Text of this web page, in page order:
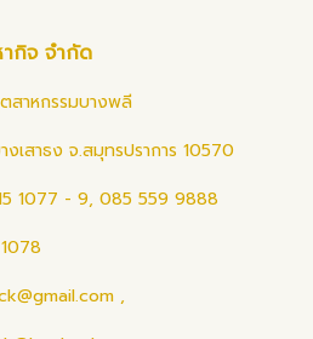
กิจ จำกัด
สาหกรรมบางพลี
งเสาธง จ.สมุทรปราการ 10570
1077 - 9, 085 559 9888
,